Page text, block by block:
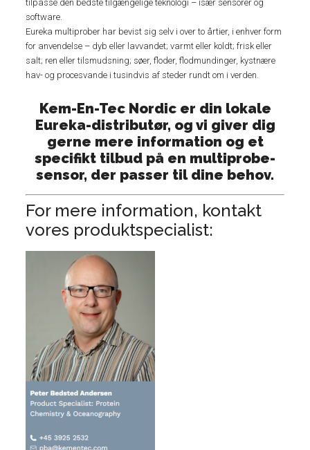
tilpasse den bedste tilgængelige teknologi – især sensorer og
software.
Eureka multiprober har bevist sig selv i over to årtier, i enhver form
for anvendelse – dyb eller lavvandet; varmt eller koldt; frisk eller
salt; ren eller tilsmudsning; søer, floder, flodmundinger, kystnære
hav- og procesvande i tusindvis af steder rundt om i verden.
Kem-En-Tec Nordic er din lokale
Eureka-distributør, og vi giver dig
gerne mere information og et
specifikt tilbud på en multiprobe-
sensor, der passer til dine behov.
For mere information, kontakt
vores produktspecialist: